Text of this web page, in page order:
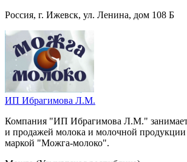
Россия, г. Ижевск, ул. Ленина, дом 108 Б
ИП Ибрагимова Л.М.
Компания "ИП Ибрагимова Л.М."
и продажей молока и молочной продукции
маркой "Можга-молоко".